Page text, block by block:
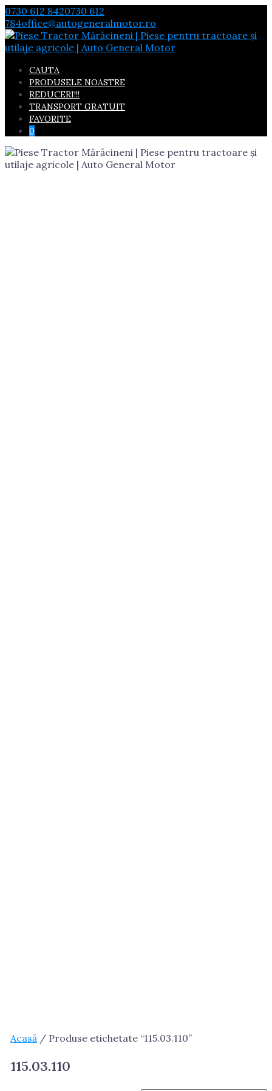
Skip
to
content
0730 612 8420730 612
784office@autogeneralmotor.ro
CAUTA
PRODUSELE NOASTRE
REDUCERI!!!
TRANSPORT GRATUIT
FAVORITE
0
Acasă / Produse etichetate “115.03.110”
115.03.110